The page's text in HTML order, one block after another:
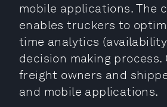
mobile applications. The
enables truckers to
time analytics
decision making
freight owners and
and mobile applications.